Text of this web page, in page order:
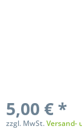
5,00 € *
zzgl. MwSt.Versand-